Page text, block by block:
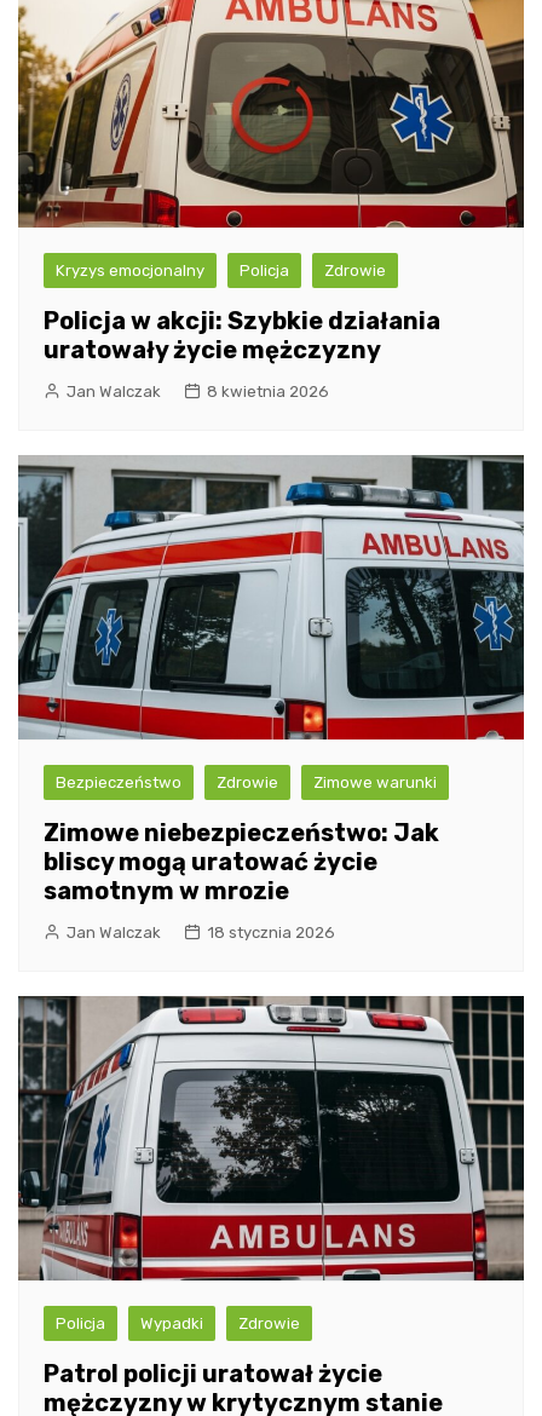
Kryzys emocjonalny Policja Zdrowie
Policja w akcji: Szybkie działania
uratowały życie mężczyzny
Jan Walczak 8 kwietnia 2026
Bezpieczeństwo Zdrowie Zimowe warunki
Zimowe niebezpieczeństwo: Jak
bliscy mogą uratować życie
samotnym w mrozie
Jan Walczak 18 stycznia 2026
Policja Wypadki Zdrowie
Patrol policji uratował życie
mężczyzny w krytycznym stanie